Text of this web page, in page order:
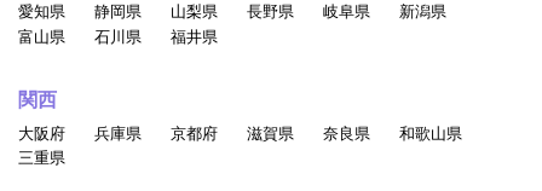
愛知県 静岡県 山梨県 長野県 岐阜県
新潟県
富山県
石川県 福井県
関西
大阪府 兵庫県 京都府 滋賀県 奈良県
和歌山県
三重県